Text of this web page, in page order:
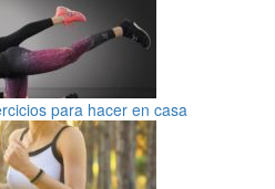
para hacer en casa